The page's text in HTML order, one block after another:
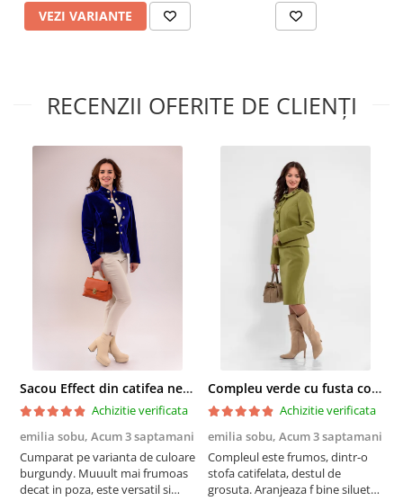
VEZI VARIANTE
RECENZII OFERITE DE CLIENȚI
Sacou Effect din catifea neelastica albastru royal
Achizitie verificata
emilia sobu, Acum 3 saptamani
Cumparat pe varianta de culoare
burgundy. Muuult mai frumoas
decat in poza, este versatil si
Compleu verde cu fusta conica si broderie
Achizitie verificata
emilia sobu, Acum 3 saptamani
Compleul este frumos, dintr-o
stofa catifelata, destul de
grosuta. Aranjeaza f bine silueta